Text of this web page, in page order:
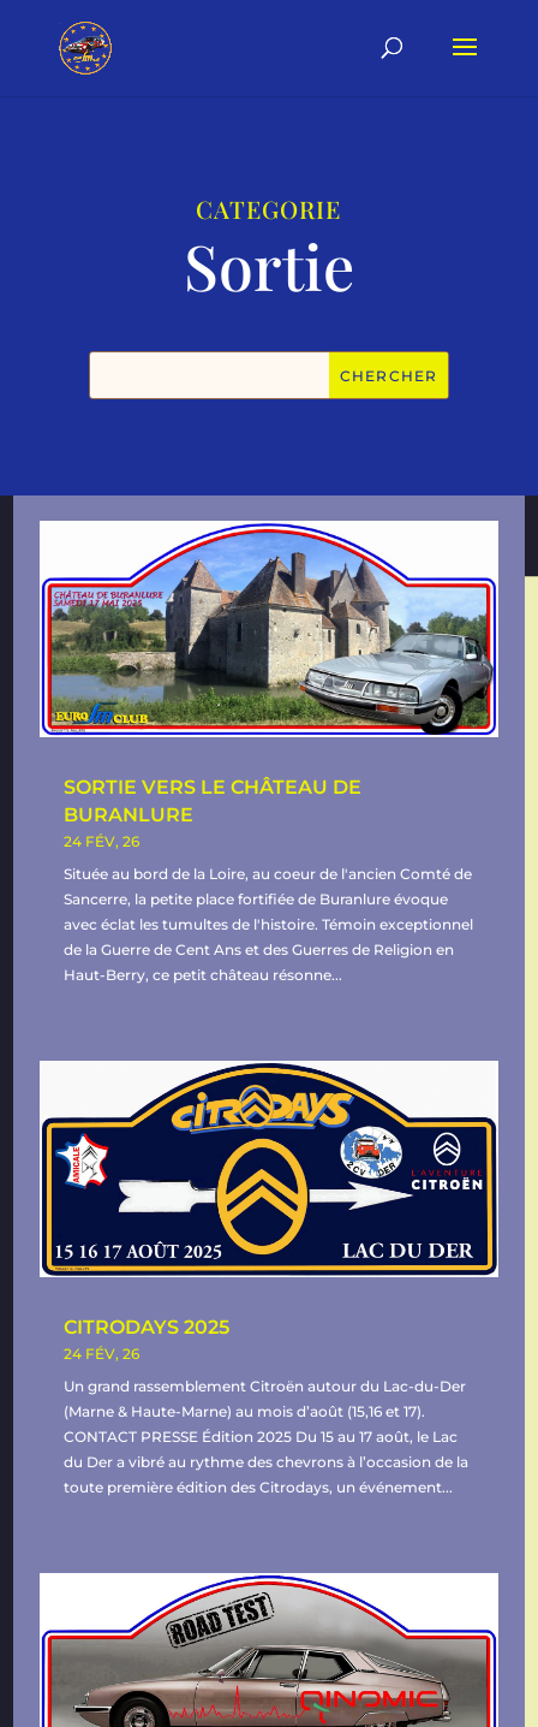
CATEGORIE
Sortie
SORTIE VERS LE CHÂTEAU DE
BURANLURE
24 FÉV, 26
Située au bord de la Loire, au coeur de l'ancien Comté de
Sancerre, la petite place fortifiée de Buranlure évoque
avec éclat les tumultes de l'histoire. Témoin exceptionnel
de la Guerre de Cent Ans et des Guerres de Religion en
Haut-Berry, ce petit château résonne...
CITRODAYS 2025
24 FÉV, 26
Un grand rassemblement Citroën autour du Lac-du-Der
(Marne & Haute-Marne) au mois d’août (15,16 et 17).
CONTACT PRESSE Édition 2025 Du 15 au 17 août, le Lac
du Der a vibré au rythme des chevrons à l’occasion de la
toute première édition des Citrodays, un événement...